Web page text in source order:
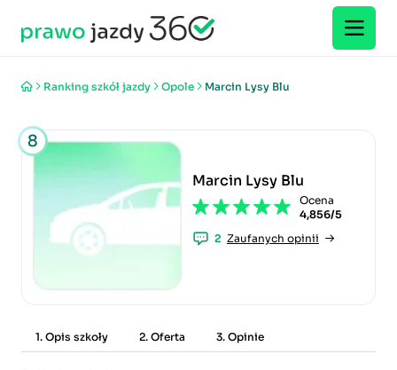
Ranking szkół jazdy Opole Marcin Lysy Blu
8
Marcin Lysy Blu
Ocena
4,856/5
2 Zaufanych opinii
1. Opis szkoły 2. Oferta 3. Opinie